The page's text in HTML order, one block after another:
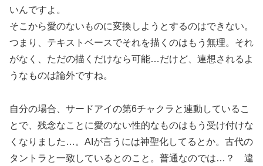
いんですよ。
そこから愛のないものに変換しようとするのはできない。
つまり、テキストベースでそれを描くのはもう無理。それ
がなく、ただの描くだけなら可能…だけど、連想されるよ
うなものは論外ですね。
自分の場合、サードアイの第6チャクラと連動しているこ
とで、残念なことに愛のない性的なものはもう受け付けな
くなりました…。AIが言うには神聖化してるとか。古代の
タントラと一致しているとのこと。普通なのでは…？ 違